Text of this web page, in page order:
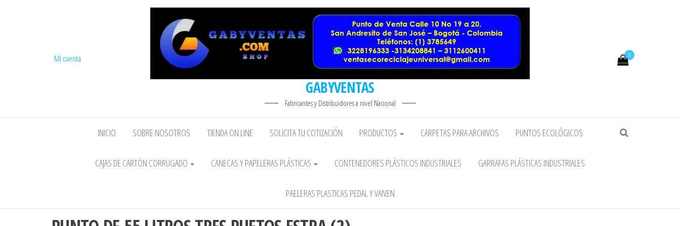
GABYVENTAS
Fabricantes y Distribuidores a nivel Nacional
0
Mi cuenta
INICIO SOBRE NOSOTROS TIENDA ON LINE SOLICITA TU COTIZACIÓN PRODUCTOS CARPETAS PARA ARCHIVOS PUNTOS ECOLÓGICOS
CAJAS DE CARTÓN CORRUGADO CANECAS Y PAPELERAS PLÁSTICAS CONTENEDORES PLÁSTICOS INDUSTRIALES GARRAFAS PLÁSTICAS INDUSTRIALES
PAELERAS PLASTICAS PEDAL Y VAIVEN